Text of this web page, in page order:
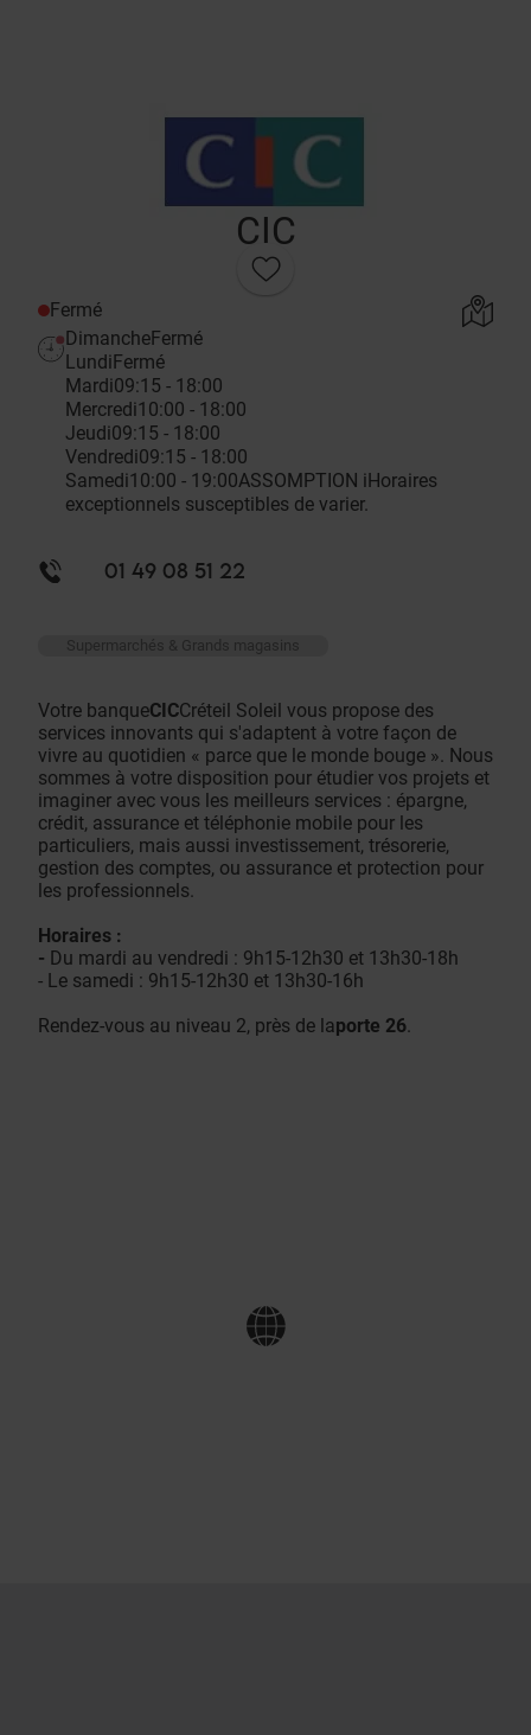
CIC
Fermé
DimancheFermé
LundiFermé
Mardi09:15 - 18:00
Mercredi10:00 - 18:00
Jeudi09:15 - 18:00
Vendredi09:15 - 18:00
Samedi10:00 - 19:00ASSOMPTION iHoraires
exceptionnels susceptibles de varier.
01 49 08 51 22
Supermarchés & Grands magasins
Votre banqueCICCréteil Soleil vous propose des
services innovants qui s'adaptent à votre façon de
vivre au quotidien « parce que le monde bouge ». Nous
sommes à votre disposition pour étudier vos projets et
imaginer avec vous les meilleurs services : épargne,
crédit, assurance et téléphonie mobile pour les
particuliers, mais aussi investissement, trésorerie,
gestion des comptes, ou assurance et protection pour
les professionnels.
Horaires :
- Du mardi au vendredi : 9h15-12h30 et 13h30-18h
- Le samedi : 9h15-12h30 et 13h30-16h
Rendez-vous au niveau 2, près de laporte 26.